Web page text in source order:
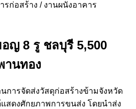
รก่อสร้าง / งานผนังอาคาร
ญ 8 รู ชลบุรี 5,500
านทอง
นการจัดส่งวัสดุก่อสร้างข้ามจังหวัด
สดงศักยภาพการขนส่ง โดยนำส่ง